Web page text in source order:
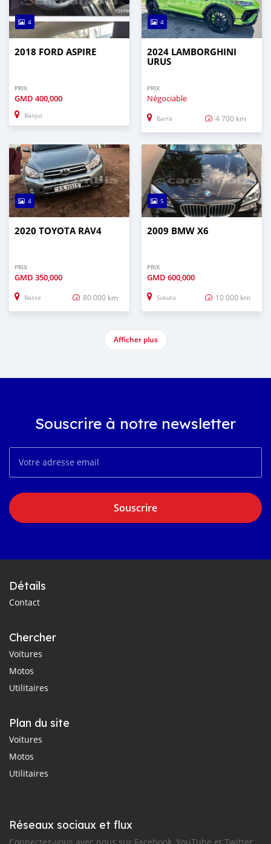
4
2018 FORD ASPIRE
PRIX
GMD 400,000
Banjul
4
2024 LAMBORGHINI
URUS
PRIX
Négociable
Barra 4 700 km
4
2020 TOYOTA RAV4
PRIX
GMD 350,000
Basse 80 000 km
5
2009 BMW X6
PRIX
GMD 600,000
Sukuta 10 000 km
Afficher plus
Souscrire à notre newsletter
Souscrire
Détails
Contact
Chercher
Voitures
Motos
Utilitaires
Plan du site
Voitures
Motos
Utilitaires
Réseaux sociaux et flux